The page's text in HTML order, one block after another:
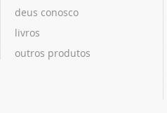
deus conosco
livros
outros produtos